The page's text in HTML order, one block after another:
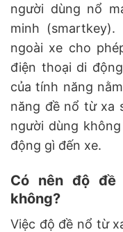
người dùng nổ
minh
ngoài xe cho
điện thoại di
của tính năng
năng đề nổ từ xa
người dùng
động gì đến xe.
Có nên độ
không?
Việc độ đề nổ từ